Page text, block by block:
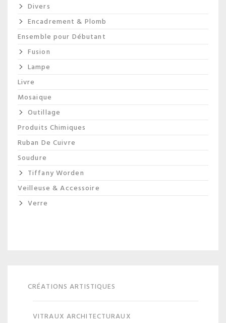
Divers
Encadrement & Plomb
Ensemble pour Débutant
Fusion
Lampe
Livre
Mosaique
Outillage
Produits Chimiques
Ruban De Cuivre
Soudure
Tiffany Worden
Veilleuse & Accessoire
Verre
CRÉATIONS ARTISTIQUES
VITRAUX ARCHITECTURAUX